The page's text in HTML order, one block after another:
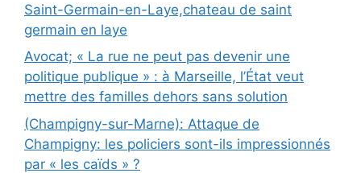
Saint-Germain-en-Laye,chateau de saint
germain en laye
Avocat; « La rue ne peut pas devenir une
politique publique » : à Marseille, l’État veut
mettre des familles dehors sans solution
(Champigny-sur-Marne): Attaque de
Champigny: les policiers sont-ils impressionnés
par « les caïds » ?